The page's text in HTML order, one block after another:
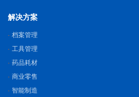
解决方案
档案管理
工具管理
药品耗材
商业零售
智能制造